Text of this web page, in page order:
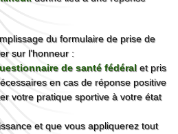
du formulaire de prise de
sur l’honneur :
de santé fédéralet pris
en cas de réponse positive
votre pratique sportive à votre état
et que vous appliquerez tout